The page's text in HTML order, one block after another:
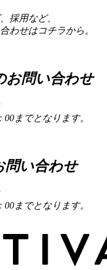
採用など、
わせはコチラから。
お問い合わせ
00までとなります。
問い合わせ
00までとなります。